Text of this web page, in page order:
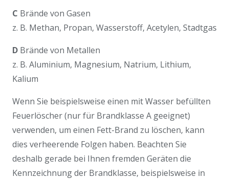
C Brände von Gasen
z. B. Methan, Propan, Wasserstoff, Acetylen, Stadtgas
D Brände von Metallen
z. B. Aluminium, Magnesium, Natrium, Lithium,
Kalium
Wenn Sie beispielsweise einen mit Wasser befüllten
Feuerlöscher (nur für Brandklasse A geeignet)
verwenden, um einen Fett-Brand zu löschen, kann
dies verheerende Folgen haben. Beachten Sie
deshalb gerade bei Ihnen fremden Geräten die
Kennzeichnung der Brandklasse, beispielsweise in